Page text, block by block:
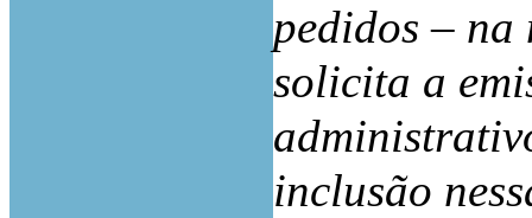
pedidos – na
solicita a
inclusão